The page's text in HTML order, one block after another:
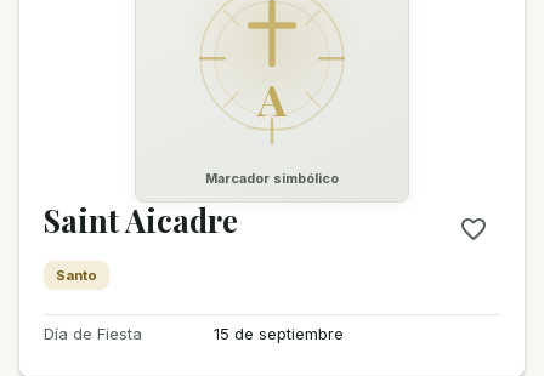
A
Marcador simbólico
Saint Aicadre
Santo
Día de Fiesta 15 de septiembre